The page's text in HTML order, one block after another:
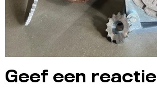
Geef een reactie